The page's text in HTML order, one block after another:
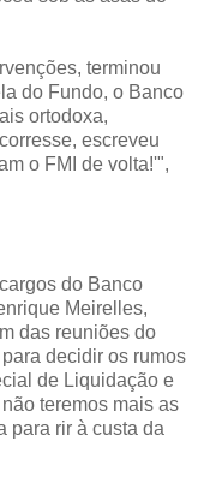
terminou
do Fundo, o Banco
ortodoxa,
escreveu
o FMI de volta!'",
do Banco
Meirelles,
das reuniões do
decidir os rumos
de Liquidação e
teremos mais as
para rir à custa da